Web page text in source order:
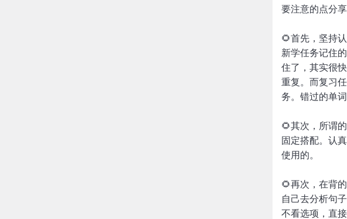
要注意的点分享
🌻首先，坚持
新学任务记住
住了，其实很
重复。而复习
务。错过的单
🌻其次，所谓
固定搭配。认
使用的。
🌻再次，在背
自己去分析句
不看选项，直